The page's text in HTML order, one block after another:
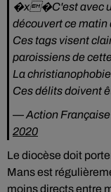
�x�C'est avec
découvert ce matin
Ces tags visent
paroissiens de
La
Ces délits doivent
— Action Française
2020
Le diocèse doit
Mans est
moins directs entre